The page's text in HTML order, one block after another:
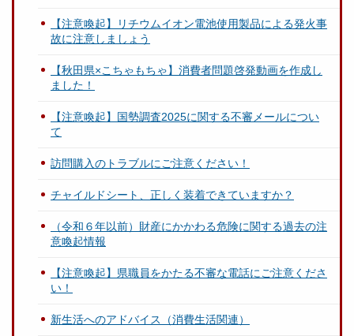
【注意喚起】リチウムイオン電池使用製品による発火事
故に注意しましょう
【秋田県×こちゃもちゃ】消費者問題啓発動画を作成し
ました！
【注意喚起】国勢調査2025に関する不審メールについ
て
訪問購入のトラブルにご注意ください！
チャイルドシート、正しく装着できていますか？
（令和６年以前）財産にかかわる危険に関する過去の注
意喚起情報
【注意喚起】県職員をかたる不審な電話にご注意くださ
い！
新生活へのアドバイス（消費生活関連）